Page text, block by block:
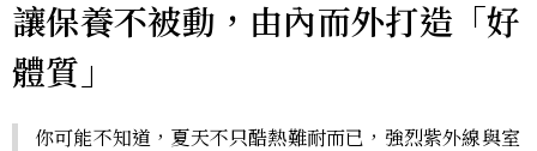
讓保養不被動，由內而外打造「好
體質」
你可能不知道，夏天不只酷熱難耐而已，強烈紫外線與室